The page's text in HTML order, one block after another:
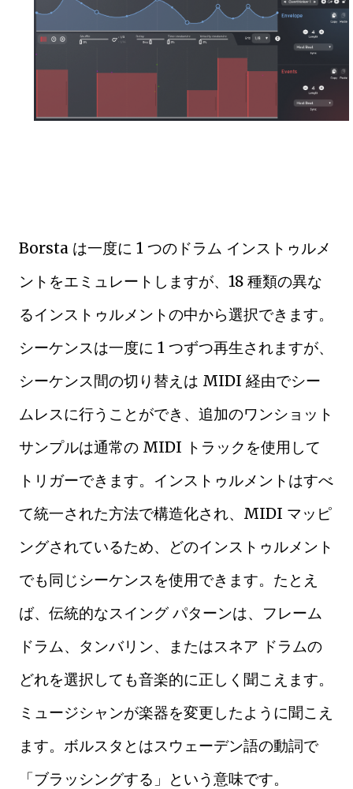
Borsta は一度に 1 つのドラム インストゥルメ
ントをエミュレートしますが、18 種類の異な
るインストゥルメントの中から選択できます。
シーケンスは一度に 1 つずつ再生されますが、
シーケンス間の切り替えは MIDI 経由でシー
ムレスに行うことができ、追加のワンショット
サンプルは通常の MIDI トラックを使用して
トリガーできます。インストゥルメントはすべ
て統一された方法で構造化され、MIDI マッピ
ングされているため、どのインストゥルメント
でも同じシーケンスを使用できます。たとえ
ば、伝統的なスイング パターンは、フレーム
ドラム、タンバリン、またはスネア ドラムの
どれを選択しても音楽的に正しく聞こえます。
ミュージシャンが楽器を変更したように聞こえ
ます。ボルスタとはスウェーデン語の動詞で
「ブラッシングする」という意味です。